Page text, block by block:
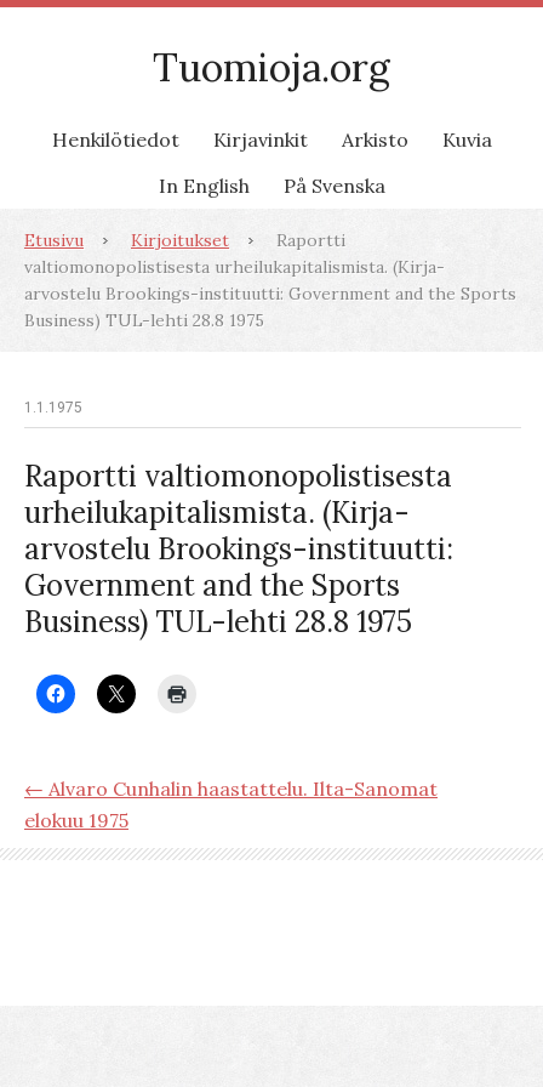
Tuomioja.org
Henkilötiedot Kirjavinkit Arkisto
Kuvia
In English
På Svenska
Etusivu Kirjoitukset
Raportti
valtiomonopolistisesta urheilukapitalismista. (Kirja-
arvostelu Brookings-instituutti: Government and the Sports
Business) TUL-lehti 28.8 1975
1.1.1975
Raportti valtiomonopolistisesta
urheilukapitalismista. (Kirja-
arvostelu Brookings-instituutti:
Government and the Sports
Business) TUL-lehti 28.8 1975
← Alvaro Cunhalin haastattelu. Ilta-Sanomat
elokuu 1975